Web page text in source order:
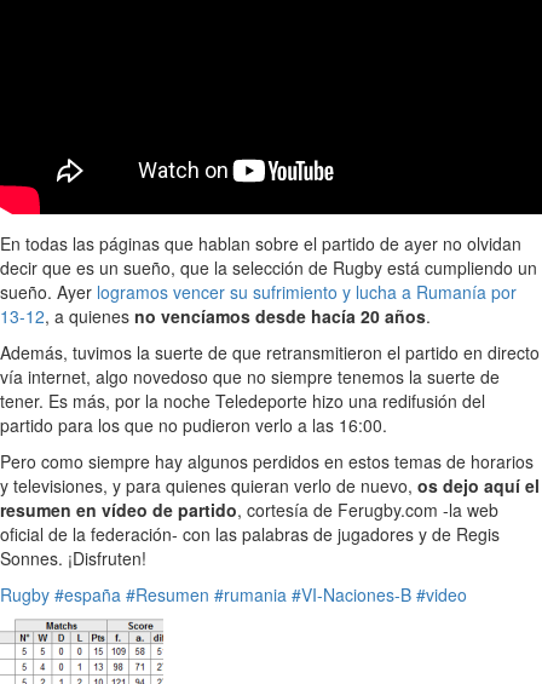
En todas las páginas que hablan sobre el partido de ayer no olvidan
decir que es un sueño, que la selección de Rugby está cumpliendo un
sueño. Ayer logramos vencer su sufrimiento y lucha a Rumanía por
13-12, a quienes no vencíamos desde hacía 20 años.
Además, tuvimos la suerte de que retransmitieron el partido en directo
vía internet, algo novedoso que no siempre tenemos la suerte de
tener. Es más, por la noche Teledeporte hizo una redifusión del
partido para los que no pudieron verlo a las 16:00.
Pero como siempre hay algunos perdidos en estos temas de horarios
y televisiones, y para quienes quieran verlo de nuevo, os dejo aquí el
resumen en vídeo de partido, cortesía de Ferugby.com -la web
oficial de la federación- con las palabras de jugadores y de Regis
Sonnes. ¡Disfruten!
Rugby #españa #Resumen #rumania #VI-Naciones-B #video